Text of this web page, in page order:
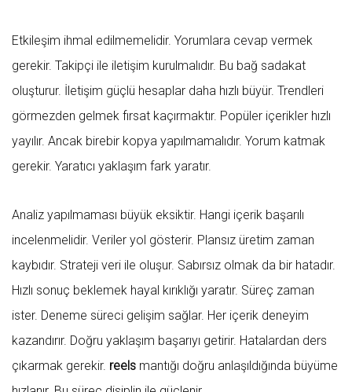
Etkileşim ihmal edilmemelidir. Yorumlara cevap vermek
gerekir. Takipçi ile iletişim kurulmalıdır. Bu bağ sadakat
oluşturur. İletişim güçlü hesaplar daha hızlı büyür. Trendleri
görmezden gelmek fırsat kaçırmaktır. Popüler içerikler hızlı
yayılır. Ancak birebir kopya yapılmamalıdır. Yorum katmak
gerekir. Yaratıcı yaklaşım fark yaratır.
Analiz yapılmaması büyük eksiktir. Hangi içerik başarılı
incelenmelidir. Veriler yol gösterir. Plansız üretim zaman
kaybıdır. Strateji veri ile oluşur. Sabırsız olmak da bir hatadır.
Hızlı sonuç beklemek hayal kırıklığı yaratır. Süreç zaman
ister. Deneme süreci gelişim sağlar. Her içerik deneyim
kazandırır. Doğru yaklaşım başarıyı getirir. Hatalardan ders
çıkarmak gerekir. reels mantığı doğru anlaşıldığında büyüme